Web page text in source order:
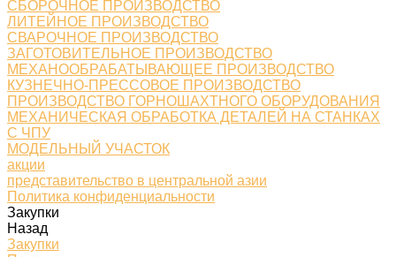
СБОРОЧНОЕ ПРОИЗВОДСТВО
ЛИТЕЙНОЕ ПРОИЗВОДСТВО
СВАРОЧНОЕ ПРОИЗВОДСТВО
ЗАГОТОВИТЕЛЬНОЕ ПРОИЗВОДСТВО
МЕХАНООБРАБАТЫВАЮЩЕЕ ПРОИЗВОДСТВО
КУЗНЕЧНО-ПРЕССОВОЕ ПРОИЗВОДСТВО
ПРОИЗВОДСТВО ГОРНОШАХТНОГО ОБОРУДОВАНИЯ
МЕХАНИЧЕСКАЯ ОБРАБОТКА ДЕТАЛЕЙ НА СТАНКАХ
С ЧПУ
МОДЕЛЬНЫЙ УЧАСТОК
акции
представительство в центральной азии
Политика конфиденциальности
Закупки
Назад
Закупки